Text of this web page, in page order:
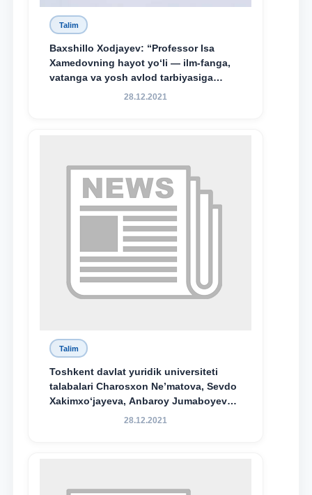
Talim
Baxshillo Xodjayev: “Professor Isa
Xamedovning hayot yo‘li — ilm-fanga,
vatanga va yosh avlod tarbiyasiga
sodiqlikning oliy namunasidir”.
28.12.2021
Talim
Toshkent davlat yuridik universiteti
talabalari Charosxon Ne’matova, Sevdo
Xakimxo‘jayeva, Anbaroy Jumaboyeva
hamda TDYU qoshidagi M.S.Vosiqova
bo‘ldi.
28.12.2021